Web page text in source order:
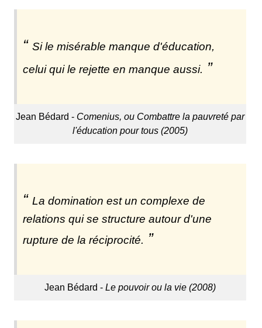
Si le misérable manque d'éducation,
celui qui le rejette en manque aussi.
Jean Bédard - Comenius, ou Combattre la pauvreté par
l'éducation pour tous (2005)
La domination est un complexe de
relations qui se structure autour d'une
rupture de la réciprocité.
Jean Bédard - Le pouvoir ou la vie (2008)